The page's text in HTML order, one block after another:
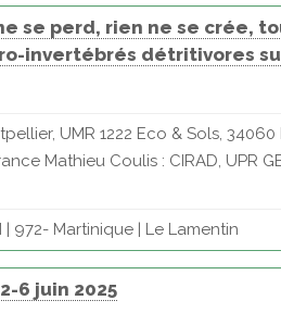
se perd, rien ne se crée,
invertébrés détritivores
UMR 1222 Eco & Sols,
Mathieu Coulis : CIRAD, UPR
| 972- Martinique | Le Lamentin
6 juin 2025